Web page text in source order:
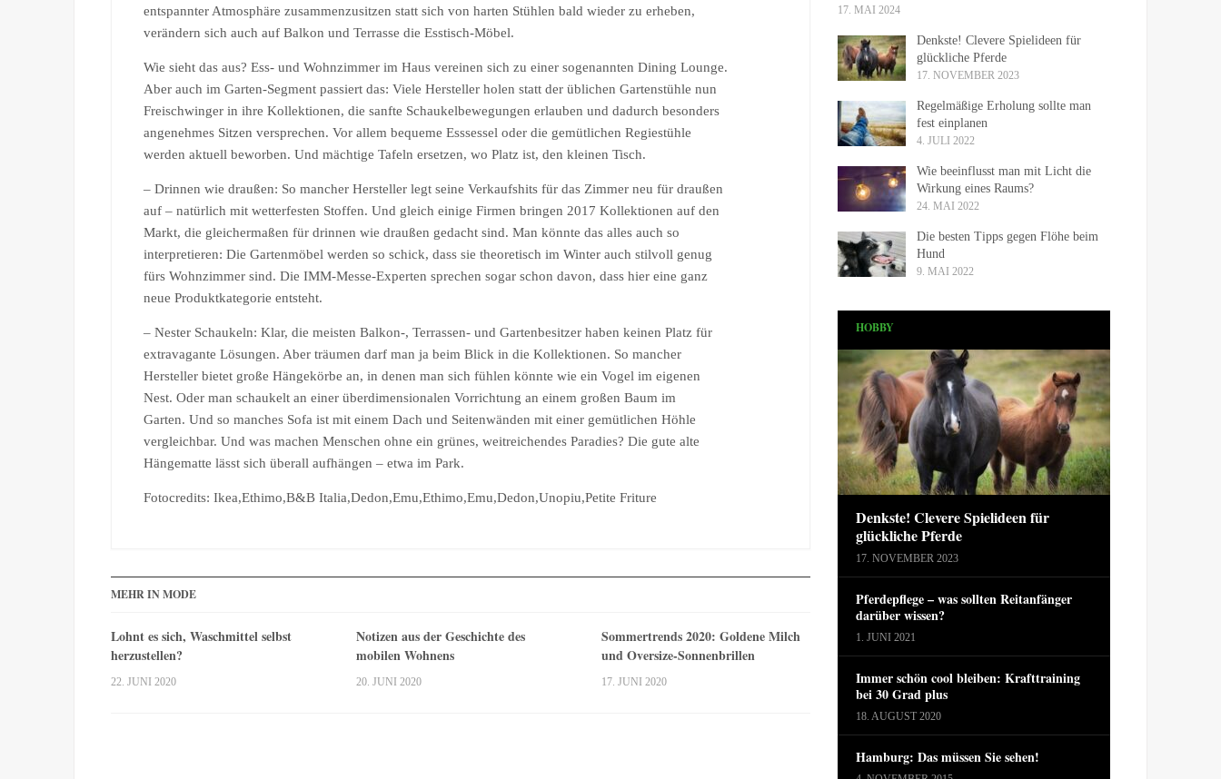
entspannter Atmosphäre zusammenzusitzen statt sich von harten Stühlen bald wieder zu erheben,
verändern sich auch auf Balkon und Terrasse die Esstisch-Möbel.
Wie sieht das aus? Ess- und Wohnzimmer im Haus vereinen sich zu einer sogenannten Dining Lounge.
Aber auch im Garten-Segment passiert das: Viele Hersteller holen statt der üblichen Gartenstühle nun
Freischwinger in ihre Kollektionen, die sanfte Schaukelbewegungen erlauben und dadurch besonders
angenehmes Sitzen versprechen. Vor allem bequeme Esssessel oder die gemütlichen Regiestühle
werden aktuell beworben. Und mächtige Tafeln ersetzen, wo Platz ist, den kleinen Tisch.
– Drinnen wie draußen: So mancher Hersteller legt seine Verkaufshits für das Zimmer neu für draußen
auf – natürlich mit wetterfesten Stoffen. Und gleich einige Firmen bringen 2017 Kollektionen auf den
Markt, die gleichermaßen für drinnen wie draußen gedacht sind. Man könnte das alles auch so
interpretieren: Die Gartenmöbel werden so schick, dass sie theoretisch im Winter auch stilvoll genug
fürs Wohnzimmer sind. Die IMM-Messe-Experten sprechen sogar schon davon, dass hier eine ganz
neue Produktkategorie entsteht.
– Nester Schaukeln: Klar, die meisten Balkon-, Terrassen- und Gartenbesitzer haben keinen Platz für
extravagante Lösungen. Aber träumen darf man ja beim Blick in die Kollektionen. So mancher
Hersteller bietet große Hängekörbe an, in denen man sich fühlen könnte wie ein Vogel im eigenen
Nest. Oder man schaukelt an einer überdimensionalen Vorrichtung an einem großen Baum im
Garten. Und so manches Sofa ist mit einem Dach und Seitenwänden mit einer gemütlichen Höhle
vergleichbar. Und was machen Menschen ohne ein grünes, weitreichendes Paradies? Die gute alte
Hängematte lässt sich überall aufhängen – etwa im Park.
Fotocredits: Ikea,Ethimo,B&B Italia,Dedon,Emu,Ethimo,Emu,Dedon,Unopiu,Petite Friture
MEHR IN MODE
Lohnt es sich, Waschmittel selbst
herzustellen?
22. JUNI 2020
Notizen aus der Geschichte des
mobilen Wohnens
20. JUNI 2020
Sommertrends 2020: Goldene Milch
und Oversize-Sonnenbrillen
17. JUNI 2020
17. MAI 2024
Denkste! Clevere Spielideen für
glückliche Pferde
17. NOVEMBER 2023
Regelmäßige Erholung sollte man
fest einplanen
4. JULI 2022
Wie beeinflusst man mit Licht die
Wirkung eines Raums?
24. MAI 2022
Die besten Tipps gegen Flöhe beim
Hund
9. MAI 2022
HOBBY
Denkste! Clevere Spielideen für
glückliche Pferde
17. NOVEMBER 2023
Pferdepflege – was sollten Reitanfänger
darüber wissen?
1. JUNI 2021
Immer schön cool bleiben: Krafttraining
bei 30 Grad plus
18. AUGUST 2020
Hamburg: Das müssen Sie sehen!